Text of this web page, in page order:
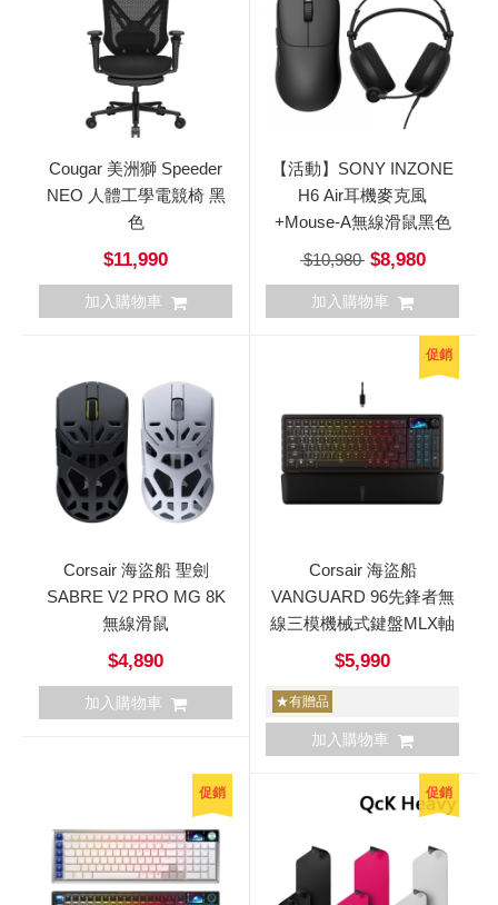
Cougar 美洲獅 Speeder
NEO 人體工學電競椅 黑
色
$11,990
加入購物車
【活動】SONY INZONE
H6 Air耳機麥克風
+Mouse-A無線滑鼠黑色
$10,980$8,980
加入購物車
Corsair 海盜船 聖劍
SABRE V2 PRO MG 8K
無線滑鼠
$4,890
加入購物車
促銷
Corsair 海盜船
VANGUARD 96先鋒者無
線三模機械式鍵盤MLX軸
$5,990
★有贈品
加入購物車
促銷 促銷